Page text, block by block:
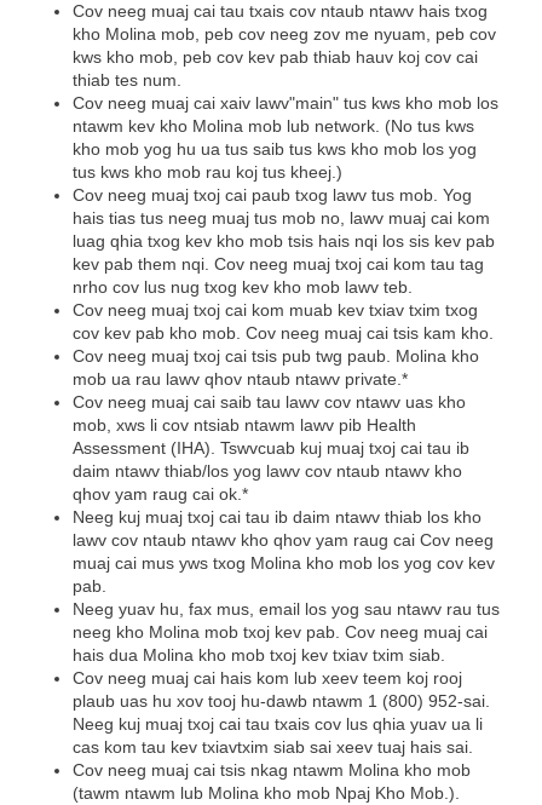
Cov neeg muaj cai tau txais cov ntaub ntawv hais txog
kho Molina mob, peb cov neeg zov me nyuam, peb cov
kws kho mob, peb cov kev pab thiab hauv koj cov cai
thiab tes num.
Cov neeg muaj cai xaiv lawv"main" tus kws kho mob los
ntawm kev kho Molina mob lub network. (No tus kws
kho mob yog hu ua tus saib tus kws kho mob los yog
tus kws kho mob rau koj tus kheej.)
Cov neeg muaj txoj cai paub txog lawv tus mob. Yog
hais tias tus neeg muaj tus mob no, lawv muaj cai kom
luag qhia txog kev kho mob tsis hais nqi los sis kev pab
kev pab them nqi. Cov neeg muaj txoj cai kom tau tag
nrho cov lus nug txog kev kho mob lawv teb.
Cov neeg muaj txoj cai kom muab kev txiav txim txog
cov kev pab kho mob. Cov neeg muaj cai tsis kam kho.
Cov neeg muaj txoj cai tsis pub twg paub. Molina kho
mob ua rau lawv qhov ntaub ntawv private.*
Cov neeg muaj cai saib tau lawv cov ntawv uas kho
mob, xws li cov ntsiab ntawm lawv pib Health
Assessment (IHA). Tswvcuab kuj muaj txoj cai tau ib
daim ntawv thiab/los yog lawv cov ntaub ntawv kho
qhov yam raug cai ok.*
Neeg kuj muaj txoj cai tau ib daim ntawv thiab los kho
lawv cov ntaub ntawv kho qhov yam raug cai Cov neeg
muaj cai mus yws txog Molina kho mob los yog cov kev
pab.
Neeg yuav hu, fax mus, email los yog sau ntawv rau tus
neeg kho Molina mob txoj kev pab. Cov neeg muaj cai
hais dua Molina kho mob txoj kev txiav txim siab.
Cov neeg muaj cai hais kom lub xeev teem koj rooj
plaub uas hu xov tooj hu-dawb ntawm 1 (800) 952-sai.
Neeg kuj muaj txoj cai tau txais cov lus qhia yuav ua li
cas kom tau kev txiavtxim siab sai xeev tuaj hais sai.
Cov neeg muaj cai tsis nkag ntawm Molina kho mob
(tawm ntawm lub Molina kho mob Npaj Kho Mob.).